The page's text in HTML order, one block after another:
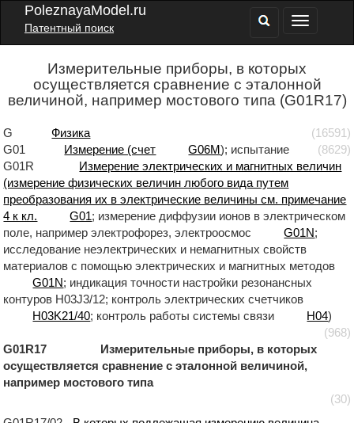
PoleznayaModel.ru
Патентный поиск
Измерительные приборы, в которых
осуществляется сравнение с эталонной
величиной, например мостового типа (G01R17)
G Физика
(16591)
G01
Измерение (счет G06M); испытание
(8629)
G01R
Измерение электрических и магнитных величин
(измерение физических величин любого вида путем
преобразования их в электрические величины см. примечание
4 к кл.
G01; измерение диффузии ионов в электрическом
поле, например электрофорез, электроосмос
G01N;
исследование неэлектрических и немагнитных свойств
материалов с помощью электрических и магнитных методов
G01N; индикация точности настройки резонансных
контуров H03J3/12; контроль электрических счетчиков
H03K21/40; контроль работы системы связи H04)
(968)
G01R17 Измерительные приборы, в которых
осуществляется сравнение с эталонной величиной,
например мостового типа
(30)